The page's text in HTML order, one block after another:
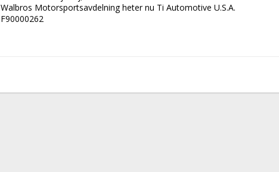
Walbros Motorsportsavdelning heter nu Ti Automotive U.S.A.
F90000262